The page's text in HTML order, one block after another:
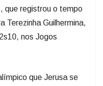
que registrou o tempo
Terezinha Guilhermina,
nos Jogos
que Jerusa se